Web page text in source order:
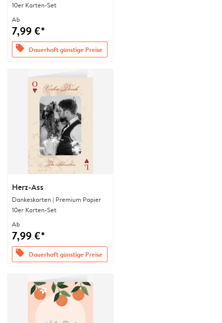
10er Karten-Set
Ab
7,99 €*
offers Dauerhaft günstige Preise
Herz-Ass
Dankeskarten | Premium Papier
10er Karten-Set
Ab
7,99 €*
offers Dauerhaft günstige Preise